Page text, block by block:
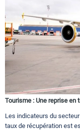
Tourisme : Une reprise en
Les indicateurs du
taux de récupération est